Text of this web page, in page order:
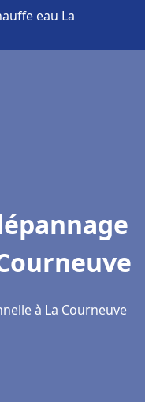
eau La
à La Courneuve